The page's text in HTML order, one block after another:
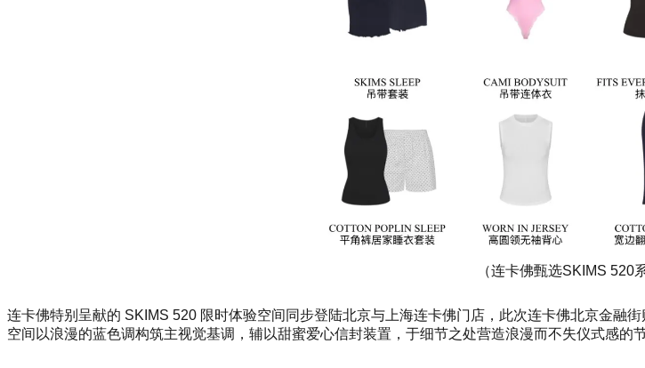
（连卡佛甄选SKIMS 520
连卡佛特别呈献的 SKIMS 520 限时体验空间同步登陆北京与上海连卡佛门店，此次连卡佛北京金融
空间以浪漫的蓝色调构筑主视觉基调，辅以甜蜜爱心信封装置，于细节之处营造浪漫而不失仪式感的